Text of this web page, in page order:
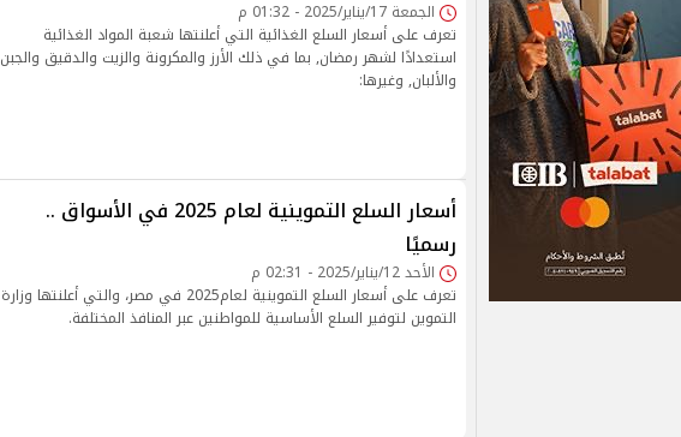
الجمعة 17/يناير/2025 - 01:32 م
تعرف على أسعار السلع الغذائية التي أعلنتها شعبة المواد الغذائية
استعدادًا لشهر رمضان, بما في ذلك الأرز والمكرونة والزيت والدقيق والجبن
والألبان, وغيرها:
أسعار السلع التموينية لعام 2025 في الأسواق ..
رسميًا
الأحد 12/يناير/2025 - 02:31 م
تعرف على أسعار السلع التموينية لعام2025 في مصر، والتي أعلنتها وزارة
التموين لتوفير السلع الأساسية للمواطنين عبر المنافذ المختلفة.